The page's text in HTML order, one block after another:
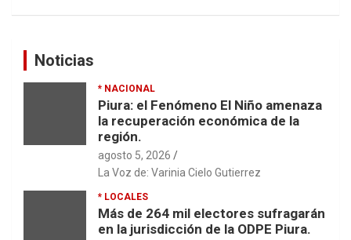
Noticias
* NACIONAL
Piura: el Fenómeno El Niño amenaza
la recuperación económica de la
región.
agosto 5, 2026
La Voz de: Varinia Cielo Gutierrez
* LOCALES
Más de 264 mil electores sufragarán
en la jurisdicción de la ODPE Piura.